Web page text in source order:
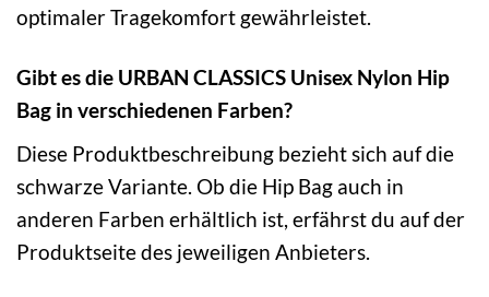
optimaler Tragekomfort gewährleistet.
Gibt es die URBAN CLASSICS Unisex Nylon Hip
Bag in verschiedenen Farben?
Diese Produktbeschreibung bezieht sich auf die
schwarze Variante. Ob die Hip Bag auch in
anderen Farben erhältlich ist, erfährst du auf der
Produktseite des jeweiligen Anbieters.